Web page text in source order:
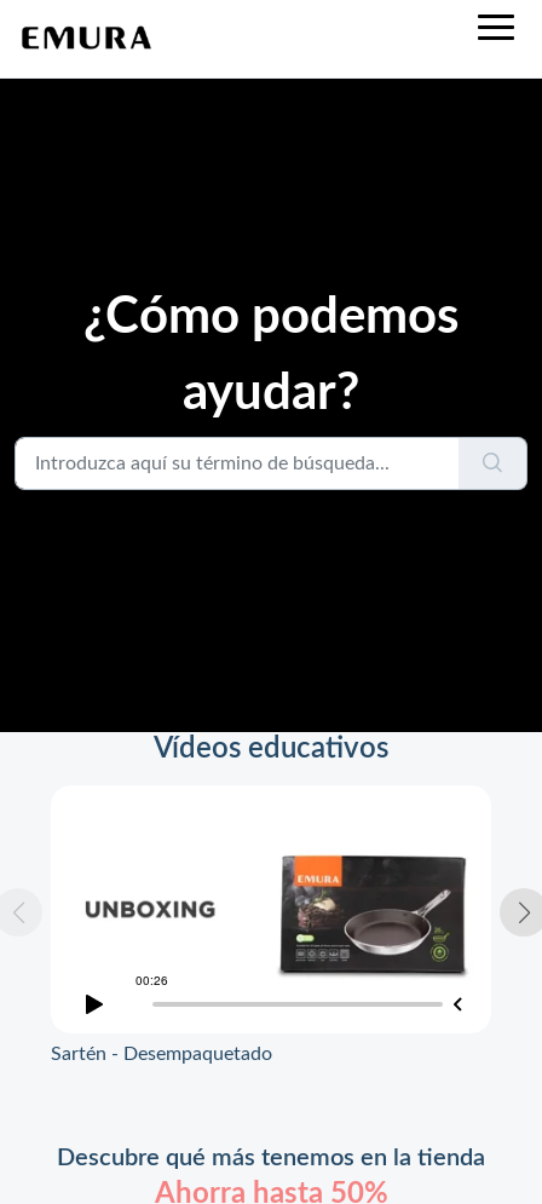
¿Cómo podemos
ayudar?
Vídeos educativos
Sartén - Desempaquetado
Descubre qué más tenemos en la tienda
Ahorra hasta 50%